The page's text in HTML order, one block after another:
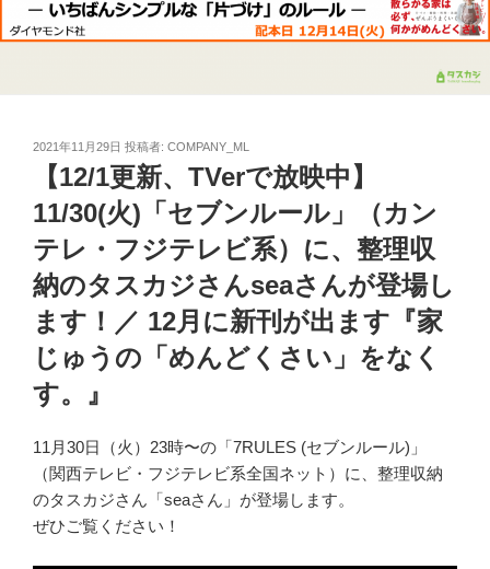
投
2021年11月29日 投稿者: COMPANY_ML
【12/1更新、TVerで放映中】
11/30(火)「セブンルール」（カン
テレ・フジテレビ系）に、整理収
納のタスカジさんseaさんが登場し
ます！／ 12月に新刊が出ます『家
じゅうの「めんどくさい」をなく
す。』
11月30日（火）23時〜の「7RULES (セブンルール)」
（関西テレビ・フジテレビ系全国ネット）に、整理収納
のタスカジさん「seaさん」が登場します。
ぜひご覧ください！